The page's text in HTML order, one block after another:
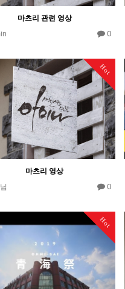
마츠리 관련 영상
0
Hot
마츠리 영상
0
Hot